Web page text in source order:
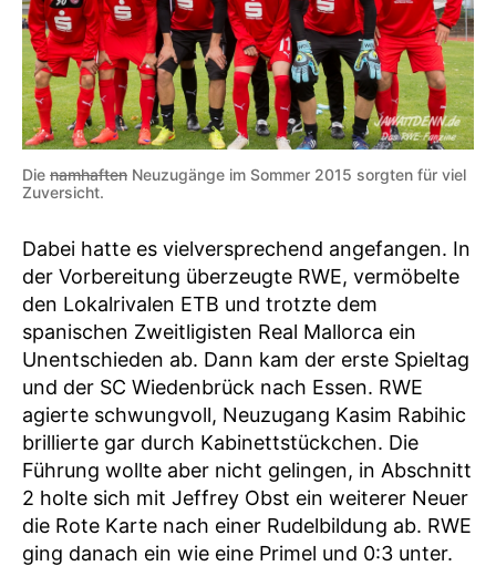
Die namhaften Neuzugänge im Sommer 2015 sorgten für viel
Zuversicht.
Dabei hatte es vielversprechend angefangen. In
der Vorbereitung überzeugte RWE, vermöbelte
den Lokalrivalen ETB und trotzte dem
spanischen Zweitligisten Real Mallorca ein
Unentschieden ab. Dann kam der erste Spieltag
und der SC Wiedenbrück nach Essen. RWE
agierte schwungvoll, Neuzugang Kasim Rabihic
brillierte gar durch Kabinettstückchen. Die
Führung wollte aber nicht gelingen, in Abschnitt
2 holte sich mit Jeffrey Obst ein weiterer Neuer
die Rote Karte nach einer Rudelbildung ab. RWE
ging danach ein wie eine Primel und 0:3 unter.